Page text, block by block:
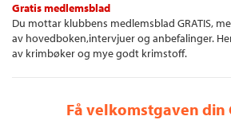
Gratis medlemsblad
Du mottar klubbens medlemsblad GRATIS,
av hovedboken,intervjuer og anbefalinger.
av krimbøker og mye godt krimstoff.
Få velkomstgaven din